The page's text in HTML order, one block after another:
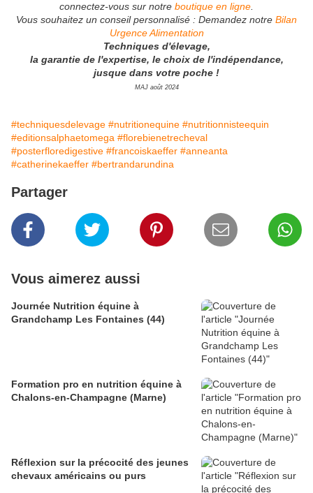
connectez-vous sur notre boutique en ligne
Vous souhaitez un conseil personnalisé : Demandez notre Bilan
Urgence Alimentation
Techniques d'élevage,
la garantie de l'expertise, le choix de l'indépendance,
jusque dans votre poche !
MAJ août 2024
#techniquesdelevage #nutritionequine #nutritionnisteequin
#editionsalphaetomega #florebienetrecheval
#posterfloredigestive #francoiskaeffer #anneanta
#catherinekaeffer #bertrandarundina
Partager
Vous aimerez aussi
Journée Nutrition équine à
Grandchamp Les Fontaines (44)
Formation pro en nutrition équine à
Chalons-en-Champagne (Marne)
Réflexion sur la précocité des jeunes
chevaux américains ou purs